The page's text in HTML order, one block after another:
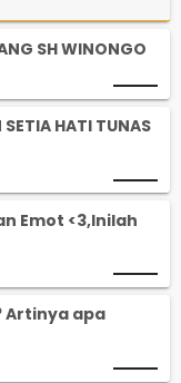
SH WINONGO
SETIA HATI TUNAS
Emot <3,Inilah
Artinya apa